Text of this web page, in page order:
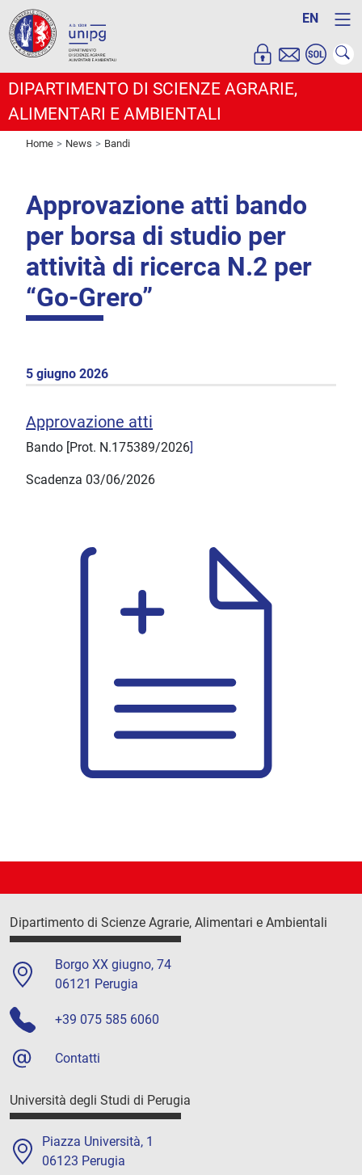
EN
DIPARTIMENTO DI SCIENZE AGRARIE,
ALIMENTARI E AMBIENTALI
Home News Bandi
Approvazione atti bando
per borsa di studio per
attività di ricerca N.2 per
“Go-Grero”
5 giugno 2026
Approvazione atti
Bando [Prot. N.175389/2026]
Scadenza 03/06/2026
Dipartimento di Scienze Agrarie, Alimentari e Ambientali
Borgo XX giugno, 74
06121 Perugia
+39 075 585 6060
Contatti
Università degli Studi di Perugia
Piazza Università, 1
06123 Perugia